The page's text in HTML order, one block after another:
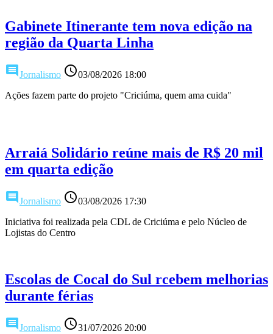
Gabinete Itinerante tem nova edição na
região da Quarta Linha
comment Jornalismo access_time03/08/2026 18:00
Ações fazem parte do projeto "Criciúma, quem ama cuida"
Arraiá Solidário reúne mais de R$ 20 mil
em quarta edição
comment Jornalismo access_time03/08/2026 17:30
Iniciativa foi realizada pela CDL de Criciúma e pelo Núcleo de
Lojistas do Centro
Escolas de Cocal do Sul rcebem melhorias
durante férias
comment Jornalismo access_time31/07/2026 20:00